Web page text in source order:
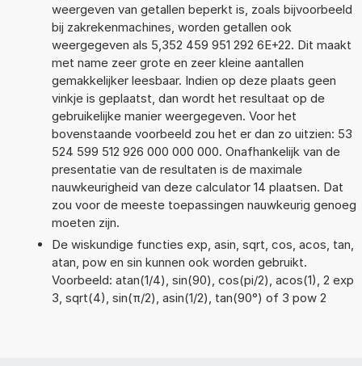
weergeven van getallen beperkt is, zoals bijvoorbeeld
bij zakrekenmachines, worden getallen ook
weergegeven als 5,352 459 951 292 6E+22. Dit maakt
met name zeer grote en zeer kleine aantallen
gemakkelijker leesbaar. Indien op deze plaats geen
vinkje is geplaatst, dan wordt het resultaat op de
gebruikelijke manier weergegeven. Voor het
bovenstaande voorbeeld zou het er dan zo uitzien: 53
524 599 512 926 000 000 000. Onafhankelijk van de
presentatie van de resultaten is de maximale
nauwkeurigheid van deze calculator 14 plaatsen. Dat
zou voor de meeste toepassingen nauwkeurig genoeg
moeten zijn.
De wiskundige functies exp, asin, sqrt, cos, acos, tan,
atan, pow en sin kunnen ook worden gebruikt.
Voorbeeld: atan(1/4), sin(90), cos(pi/2), acos(1), 2 exp
3, sqrt(4), sin(π/2), asin(1/2), tan(90°) of 3 pow 2